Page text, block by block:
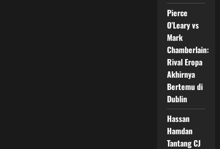
Pierce
O’Leary vs
Mark
Chamberlain:
Rival Eropa
Akhirnya
Bertemu di
Dublin
Hassan
Hamdan
Tantang CJ